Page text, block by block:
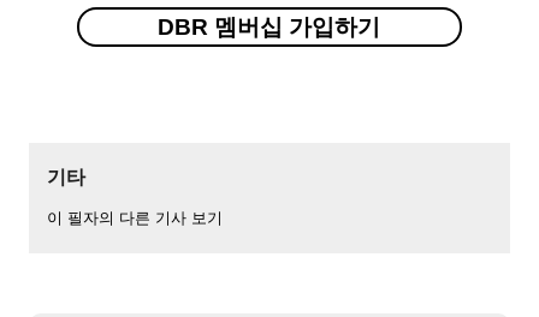
DBR 멤버십 가입하기
기타
이 필자의 다른 기사 보기